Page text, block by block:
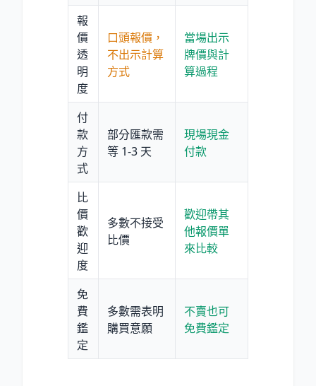
報
價
透
明
度
口頭報價，
不出示計算
方式
當場出示
牌價與計
算過程
付
款
方
式
部分匯款需
等 1-3 天
現場現金
付款
比
價
歡
迎
度
多數不接受
比價
歡迎帶其
他報價單
來比較
免
費
鑑
定
多數需表明
購買意願
不賣也可
免費鑑定